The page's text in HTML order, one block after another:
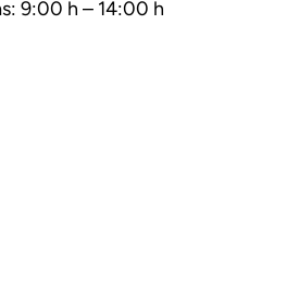
9:00 h – 14:00 h